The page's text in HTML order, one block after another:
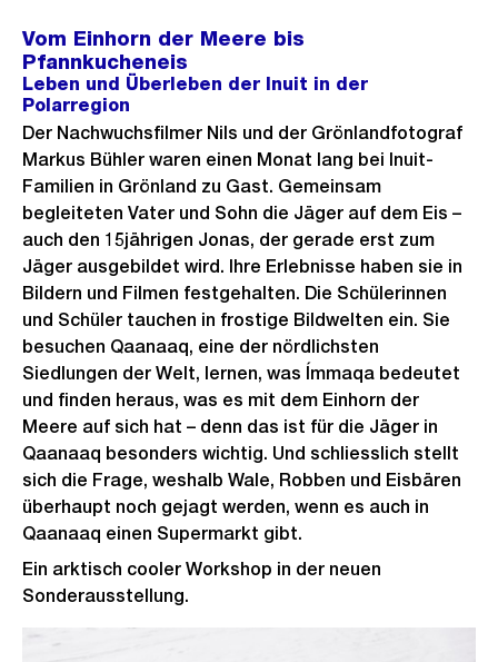
Vom Einhorn der Meere bis
Pfannkucheneis
Leben und Überleben der Inuit in der
Polarregion
Der Nachwuchsfilmer Nils und der Grönlandfotograf
Markus Bühler waren einen Monat lang bei Inuit-
Familien in Grönland zu Gast. Gemeinsam
begleiteten Vater und Sohn die Jäger auf dem Eis –
auch den 15jährigen Jonas, der gerade erst zum
Jäger ausgebildet wird. Ihre Erlebnisse haben sie in
Bildern und Filmen festgehalten. Die Schülerinnen
und Schüler tauchen in frostige Bildwelten ein. Sie
besuchen Qaanaaq, eine der nördlichsten
Siedlungen der Welt, lernen, was Ímmaqa bedeutet
und finden heraus, was es mit dem Einhorn der
Meere auf sich hat – denn das ist für die Jäger in
Qaanaaq besonders wichtig. Und schliesslich stellt
sich die Frage, weshalb Wale, Robben und Eisbären
überhaupt noch gejagt werden, wenn es auch in
Qaanaaq einen Supermarkt gibt.
Ein arktisch cooler Workshop in der neuen
Sonderausstellung.